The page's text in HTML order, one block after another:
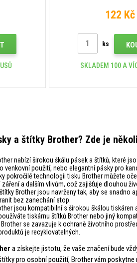
122 Kč
ks
SKLADEM 100 A
a štítky Brother? Zde je
nabízí širokou škálu pásek a štítků, které
venkovní použití, nebo elegantní pásky pro
pokročilé technologii tisku Brother můžete
záření a dalším vlivům, což zajišťuje dlouhou
Brother jsou navrženy tak, aby se snadno
bez zanechání stop.
jsou kompatibilní s širokou škálou
tiskárnu štítků Brother nebo jiný
Brother se zavazuje k ochraně životního
je recyklovatelných.
a získejte jistotu, že vaše značení bude
pro osobní použití, Brother vám